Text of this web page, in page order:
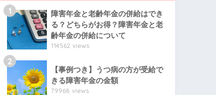
1
障害年金と老齢年金の併給はでき
る？どちらがお得？障害年金と老
齢年金の併給について
114562 views
2
【事例つき】うつ病の方が受給で
きる障害年金の金額
79968 views